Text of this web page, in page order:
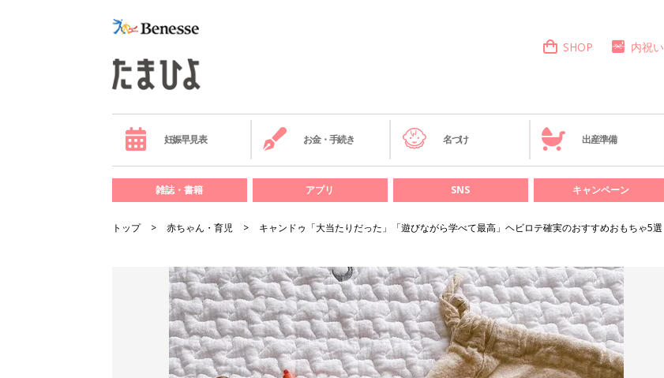
SHOP 内祝い
妊娠早見表 お金・手続き 名づけ 出産準備
雑誌・書籍 アプリ SNS キャンペーン
トップ 赤ちゃん・育児 キャンドゥ「大当たりだった」「遊びながら学べて最高」ヘビロテ確実のおすすめおもちゃ5選